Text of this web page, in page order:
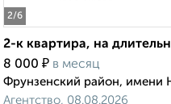
2/6
2-к квартира, на
8 000 ₽ в месяц
Фрунзенский район, имени
Агентство, 08.08.2026